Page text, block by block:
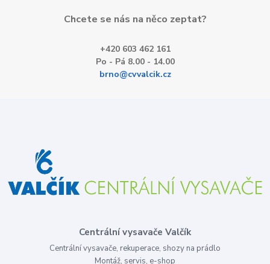
Chcete se nás na něco zeptat?
+420 603 462 161
Po - Pá 8.00 - 14.00
brno@cvvalcik.cz
Centrální vysavače Valčík
Centrální vysavače, rekuperace, shozy na prádlo
Montáž, servis, e-shop